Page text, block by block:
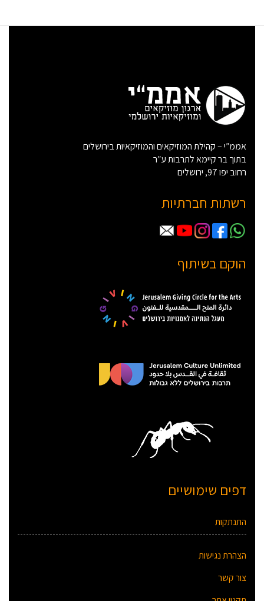
אממ”י – קהילת המוזיקאים והמוזיקאיות בירושלים
בתוך בר קיימא לתרבות ע”ר
רחוב יפו 97, ירושלים
רשתות חברתיות
הוקם בשיתוף
דפים שימושיים
התנתקות
הצהרת נגישות
צור קשר